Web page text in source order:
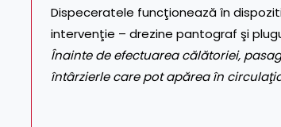
Dispeceratele funcţionează în
intervenţie – drezine pantograf şi
Înainte de efectuarea călătoriei,
întârzierle care pot apărea în